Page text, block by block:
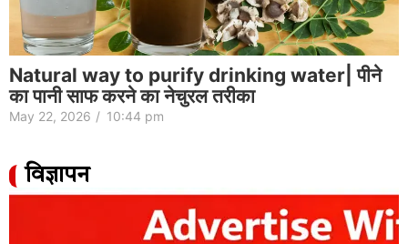
Natural way to purify drinking water| पीने
का पानी साफ करने का नेचुरल तरीका
May 22, 2026 / 10:44 pm
विज्ञापन